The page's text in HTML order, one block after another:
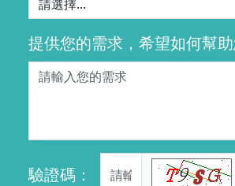
提供您的需求，希望如何幫
驗證碼：